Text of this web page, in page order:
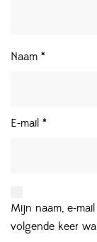
Naam *
E-mail *
Mijn naam, e-
volgende keer